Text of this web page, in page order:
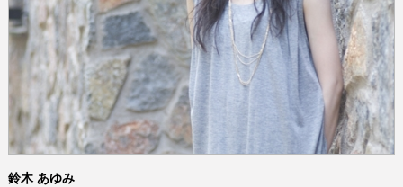
鈴木 あゆみ